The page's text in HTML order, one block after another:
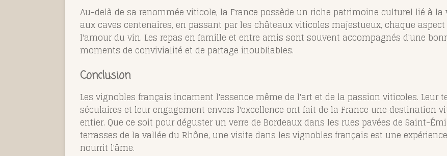
Au-delà de sa renommée viticole, la France possède un riche patrimoine culturel lié à
aux caves centenaires, en passant par les châteaux viticoles majestueux, chaque
l'amour du vin. Les repas en famille et entre amis sont souvent accompagnés d'une
moments de convivialité et de partage inoubliables.
Conclusion
Les vignobles français incarnent l'essence même de l'art et de la passion viticoles. Leur
séculaires et leur engagement envers l'excellence ont fait de la France une destination
entier. Que ce soit pour déguster un verre de Bordeaux dans les rues pavées de Saint-
terrasses de la vallée du Rhône, une visite dans les vignobles français est une
nourrit l'âme.